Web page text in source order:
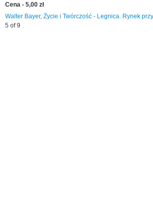
Cena - 5,00 zł
Walter Bayer, Życie i Twórczość - Legnica. Rynek
5 of 9